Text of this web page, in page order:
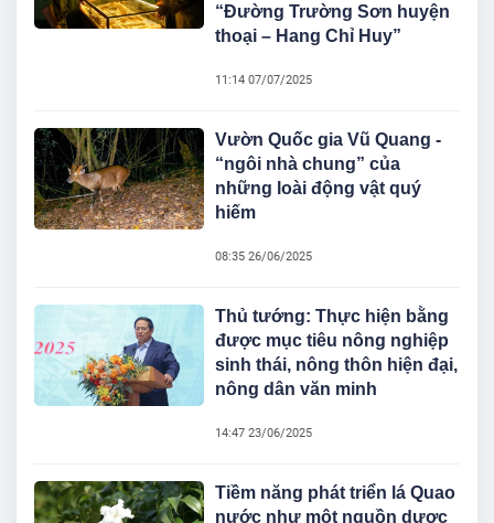
“Đường Trường Sơn huyện
thoại – Hang Chỉ Huy”
11:14 07/07/2025
Vườn Quốc gia Vũ Quang -
“ngôi nhà chung” của
những loài động vật quý
hiếm
08:35 26/06/2025
Thủ tướng: Thực hiện bằng
được mục tiêu nông nghiệp
sinh thái, nông thôn hiện đại,
nông dân văn minh
14:47 23/06/2025
Tiềm năng phát triển lá Quao
nước như một nguồn dược